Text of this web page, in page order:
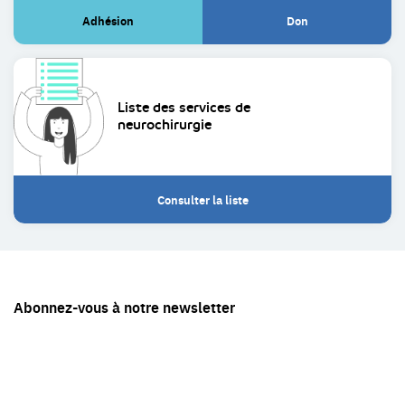
Adhésion
(Lien Don
(Lien
Liste des services de
neurochirurgie
Consulter la liste
Abonnez-vous à notre newsletter